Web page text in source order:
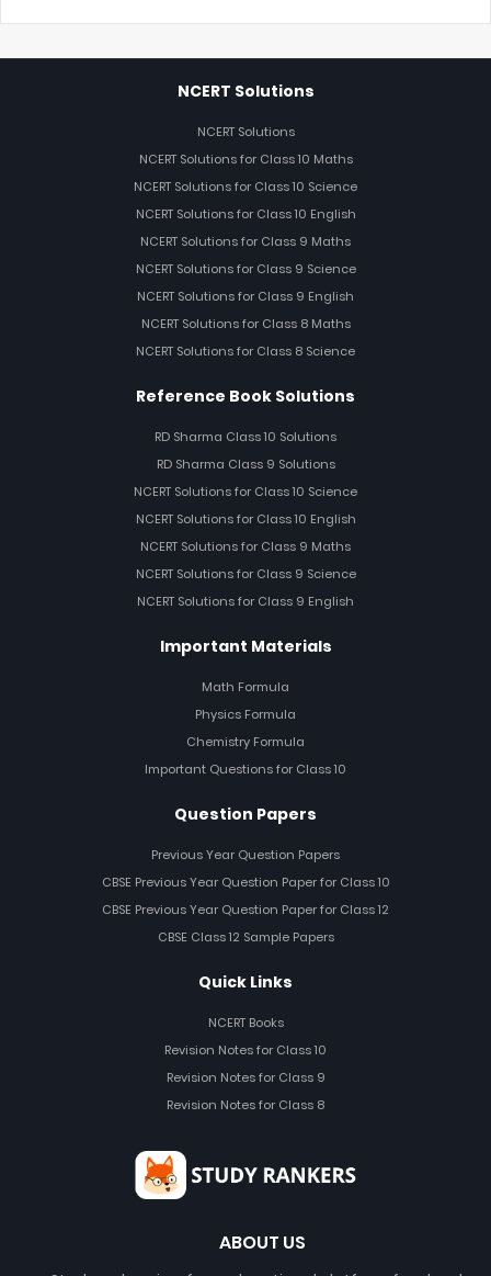
NCERT Solutions
NCERT Solutions
NCERT Solutions for Class 10 Maths
NCERT Solutions for Class 10 Science
NCERT Solutions for Class 10 English
NCERT Solutions for Class 9 Maths
NCERT Solutions for Class 9 Science
NCERT Solutions for Class 9 English
NCERT Solutions for Class 8 Maths
NCERT Solutions for Class 8 Science
Reference Book Solutions
RD Sharma Class 10 Solutions
RD Sharma Class 9 Solutions
NCERT Solutions for Class 10 Science
NCERT Solutions for Class 10 English
NCERT Solutions for Class 9 Maths
NCERT Solutions for Class 9 Science
NCERT Solutions for Class 9 English
Important Materials
Math Formula
Physics Formula
Chemistry Formula
Important Questions for Class 10
Question Papers
Previous Year Question Papers
CBSE Previous Year Question Paper for Class 10
CBSE Previous Year Question Paper for Class 12
CBSE Class 12 Sample Papers
Quick Links
NCERT Books
Revision Notes for Class 10
Revision Notes for Class 9
Revision Notes for Class 8
ABOUT US